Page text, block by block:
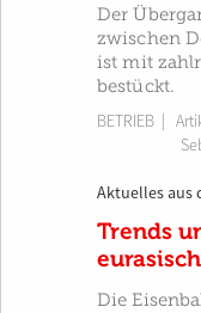
Der
zwischen
ist mit
bestückt.
BETRIEB |
Aktuelles aus
Trends
Die